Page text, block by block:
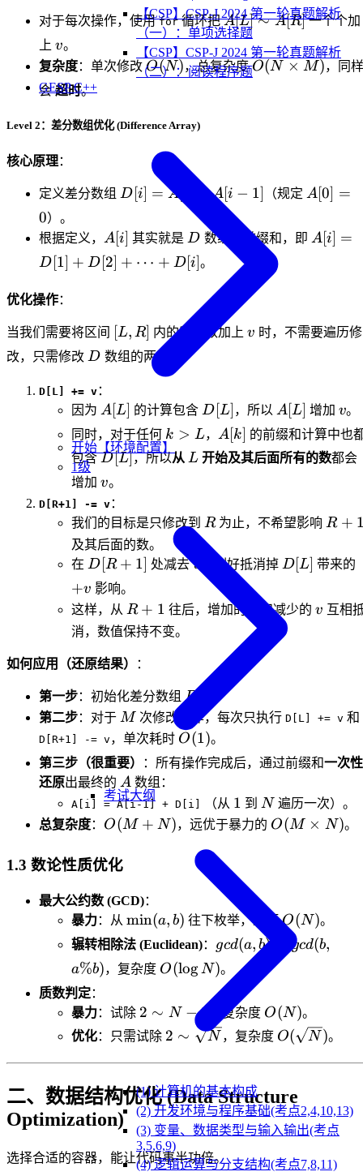
【CSP】CSP-J 2024 第一轮真题解析
（一）：单项选择题
【CSP】CSP-J 2024 第一轮真题解析
（二）：阅读程序题
GESP C++
开始【环境配置】
1级
考试大纲
(1) 计算机的基本构成
(2) 开发环境与程序基础(考点2,4,10,13)
(3) 变量、数据类型与输入输出(考点
3,5,6,9)
(4) 逻辑运算与分支结构(考点7,8,11)
对于每次操作，使用for循环把A[L]
\sim
A[R]
A[L] ∼ A[R]一个个加
上 v
v。
复杂度：单次修改O(N)
O(N)，总复杂度O(N
\times
O(N × M)，同样
会超时。
Level 2：差分数组优化 (Difference Array)
核心原理：
定义差分数组 D[i]
A[i]
-
A[i-
D [i] = A − A[i − 1] （规定A[0]=0
A[0] =
0）。
根据定义，
A[i]
A[i] 其实就是 D
D 数组的前缀和，即 A[i]
+
A[i] =
D [1] + D [2] + ⋯ + D[i]。
优化操作：
当我们需要将区间 [L,
R]
[L, R] 内的所有数加上v
v 时，不需要遍历修
改，只需修改 D
D 数组的两个点：
D[L] += v ：
因为 A[L]
A[L] 的计算包含 D[L]
D [L] ，所以 A[L]
A[L] 增加 v
v。
同时，对于任何 k
>
L
k > L， A[k]
A[k] 的前缀和计算中也
包含 D[L]
D[L]，所以从 L
L开始及其后面所有的数都会
增加 v
v。
D[R+1] -= v ：
我们的目标是只修改到
R
R为止，不希望影响 R+1
R +
及其后面的数。
在 D[R+1]
D [R + 1] 处减去vv ，刚好抵消掉 D[L]
D[L] 带来的
+v 影响。
这样，从 R+1
R + 1 往后，增加的 和减少的v
v 互相
消，数值保持不变。
如何应用（还原结果） ：
第一步：初始化差分数组 D
D
第二步：对于 M
M 次修改操作，每次只执行D[L] += v 和
D[R+1] -= v ，单次耗时 O(1)
O(1)。
第三步（很重要）
：所有操作完成后，通过前缀和一次性
还原出最终的 A
A 数组：
A[i] = A[i-1] + D[i] （从 1
1 到 N
N 遍历一次）。
总复杂度： O(M
N)
O(M + N)，远优于暴力的 O(M
O(M × N)。
1.3 数论性质优化
最大公约数 (GCD)：
暴力：从 \min(a,
b)
min(a, b) 往下枚举，最坏O(N)
O(N)。
辗转相除法 (Euclidean)： gcd(a,
b) =
gcd(b,
a \%
b)
gcd(a, b) gcd(b,
a%b)，复杂度 O(\log
O(logN)。
质数判定：
暴力：试除 2
\sim
N-1
2 ∼ N −1 ，复杂度 O(N)
O(N)。
优化：只需试除 2 \sim
2 ∼ N ，复杂度 O(\sqrt{N})
O( N )。
二、数据结构优化 (Data Structure
Optimization)
选择合适的容器，能让代码事半功倍。